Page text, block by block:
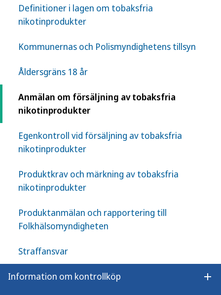
Definitioner i lagen om tobaksfria
nikotinprodukter
Kommunernas och Polismyndighetens tillsyn
Åldersgräns 18 år
Anmälan om försäljning av tobaksfria
nikotinprodukter
Egenkontroll vid försäljning av tobaksfria
nikotinprodukter
Produktkrav och märkning av tobaksfria
nikotinprodukter
Produktanmälan och rapportering till
Folkhälsomyndigheten
Straffansvar
Information om kontrollköp
försäljningen till den kommun där företaget har
sitt säte. Om företaget saknar säte inom landet
ett fast driftställe (prop. 2021/22:200 s. 272).
Folkhälsomyndigheten planerar inte att ta fram
om försäljning av tobaksfria nikotinprodukter.
Bestämmelsens syfte och utformning är i stora
försäljning av e-cigaretter och
påfyllningsbehållare enligt 5 kap 14 § i LTLP.
befintliga hantering av anmälningar om e-
cigarettförsäljning och anpassa den genom
om försäljning av tobaksfria nikotinprodukter
enligt LTN.
En anmälan kan exempelvis innehålla följande
Datumet när försäljningen ska starta.